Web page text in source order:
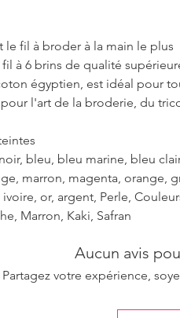
fil à broder à la main le plus
à 6 brins de qualité
égyptien, est idéal pour
l'art de la broderie, du
bleu, bleu marine, bleu
marron, magenta, orange,
or, argent, Perle,
Marron, Kaki, Safran
Aucun avis
Partagez votre expérience,